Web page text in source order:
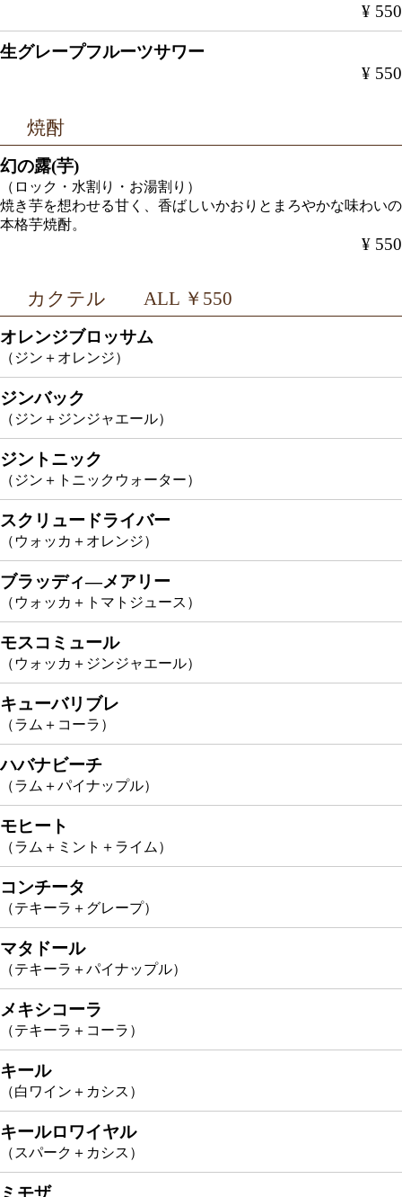
¥ 550
生グレープフルーツサワー
¥ 550
焼酎
幻の露(芋)
（ロック・水割り・お湯割り）
焼き芋を想わせる甘く、香ばしいかおりとまろやかな味わいの
本格芋焼酎。
¥ 550
カクテル ALL ￥550
オレンジブロッサム
（ジン＋オレンジ）
ジンバック
（ジン＋ジンジャエール）
ジントニック
（ジン＋トニックウォーター）
スクリュードライバー
（ウォッカ＋オレンジ）
ブラッディ―メアリー
（ウォッカ＋トマトジュース）
モスコミュール
（ウォッカ＋ジンジャエール）
キューバリブレ
（ラム＋コーラ）
ハバナビーチ
（ラム＋パイナップル）
モヒート
（ラム＋ミント＋ライム）
コンチータ
（テキーラ＋グレープ）
マタドール
（テキーラ＋パイナップル）
メキシコーラ
（テキーラ＋コーラ）
キール
（白ワイン＋カシス）
キールロワイヤル
（スパーク＋カシス）
ミモザ